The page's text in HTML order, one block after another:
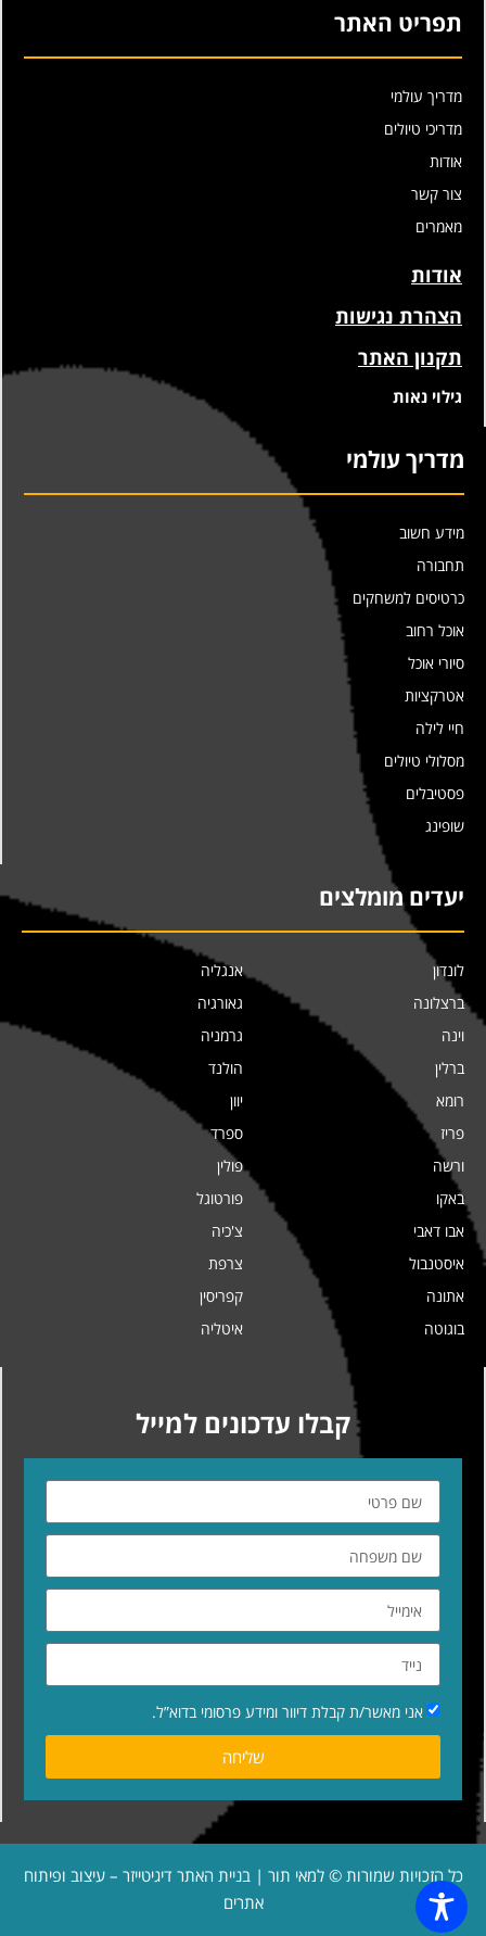
תפריט האתר
מדריך עולמי
מדריכי טיולים
אודות
צור קשר
מאמרים
אודות
הצהרת נגישות
תקנון האתר
גילוי נאות
מדריך עולמי
מידע חשוב
תחבורה
כרטיסים למשחקים
אוכל רחוב
סיורי אוכל
אטרקציות
חיי לילה
מסלולי טיולים
פסטיבלים
שופינג
יעדים מומלצים
לונדון
ברצלונה
וינה
ברלין
רומא
פריז
ורשה
באקו
אבו דאבי
איסטנבול
אתונה
בוגוטה
אנגליה
גאורגיה
גרמניה
הולנד
יוון
ספרד
פולין
פורטוגל
צ'כיה
צרפת
קפריסין
איטליה
קבלו עדכונים למייל
אני מאשר/ת קבלת דיוור ומידע פרסומי בדוא”ל.
שליחה
כל הזכויות שמורות © למאי תור | בניית האתר דיגיטייזר – עיצוב ופיתוח
אתרים